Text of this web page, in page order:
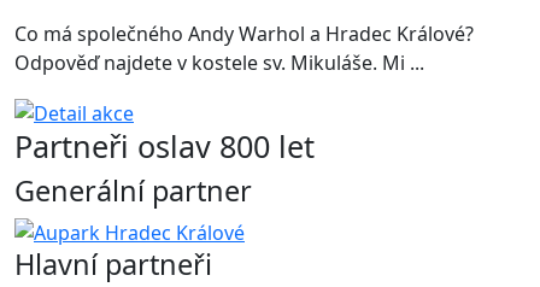
Co má společného Andy Warhol a Hradec Králové?
Odpověď najdete v kostele sv. Mikuláše. Mi ...
Partneři oslav 800 let
Generální partner
Hlavní partneři